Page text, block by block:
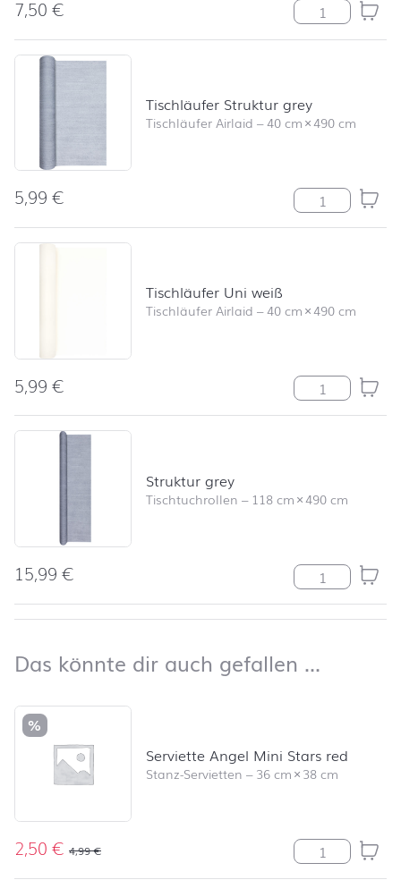
7,50€ Stumpenkerze
Tischläufer Struktur grey
Tischläufer Airlaid –40 cm×490 cm
5,99€ Tischläufer
Tischläufer Uni weiß
Tischläufer Airlaid –40 cm×490 cm
5,99€ Tischläufer Uni
Struktur grey
Tischtuchrollen – 118 cm×490 cm
15,99€ Struktur grey
Das könnte dir auch gefallen …
Produktliste überspringen und zum Filter springen
%
Serviette Angel Mini Stars red
Stanz-Servietten –36 cm×38 cm
2,50€ 4,99€ Serviette